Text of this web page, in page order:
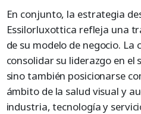
En conjunto, la estrategia
Essilorluxottica refleja una
de su modelo de negocio. La
consolidar su liderazgo en
sino también posicionarse
ámbito de la salud visual y
industria, tecnología y